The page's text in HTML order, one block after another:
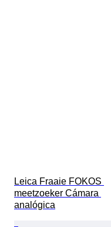
Leica Fraaie FOKOS
meetzoeker Cámara
analógica